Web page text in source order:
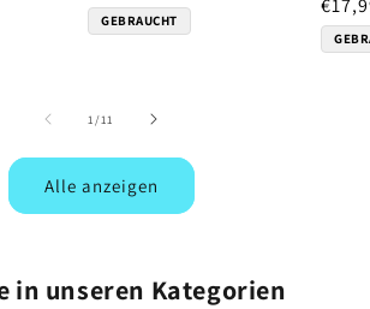
Preis
GEBRAUCHT
Preis
1/von
11
Alle anzeigen
in unseren Kategorien